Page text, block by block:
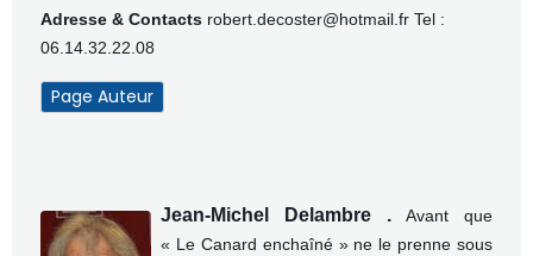
Adresse & Contacts robert.decoster@hotmail.fr Tel :
06.14.32.22.08
Page Auteur
Jean-Michel Delambre .Avant que
« Le Canard enchaîné » ne le prenne sous